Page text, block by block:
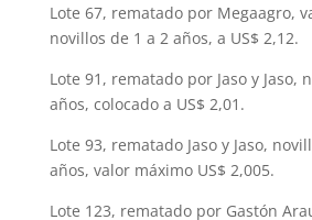
Lote 67, rematado por Megaagro,
novillos de 1 a 2 años, a US$ 2,12.
Lote 91, rematado por Jaso y Jaso,
años, colocado a US$ 2,01.
Lote 93, rematado Jaso y Jaso,
años, valor máximo US$ 2,005.
Lote 123, rematado por Gastón